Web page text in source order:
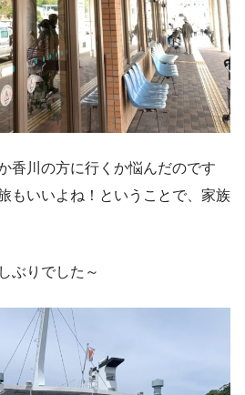
香川の方に行くか悩んだのです
もいいよね！ということで、家族
ぶりでした～